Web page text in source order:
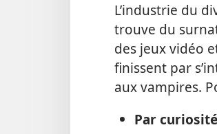
L’industrie du
trouve du
des jeux vidéo
finissent par
aux vampires.
Par